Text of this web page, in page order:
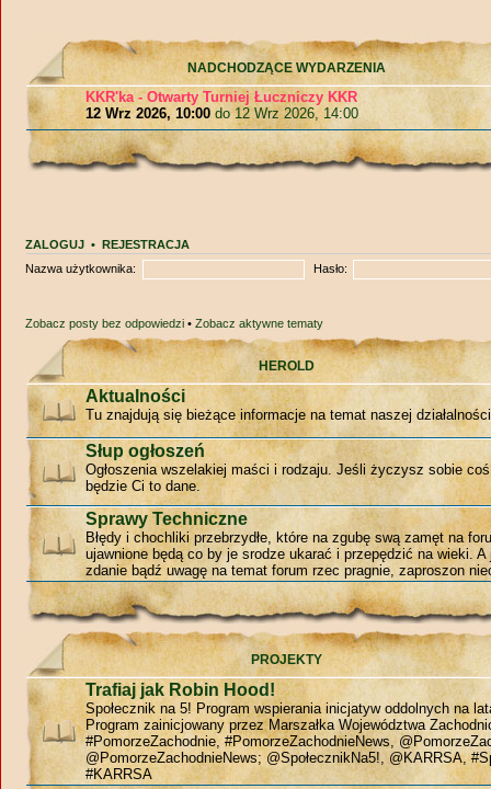
NADCHODZĄCE WYDARZENIA
KKR'ka - Otwarty Turniej Łuczniczy KKR
12 Wrz 2026, 10:00 do 12 Wrz 2026, 14:00
ZALOGUJ •REJESTRACJA
Nazwa użytkownika:
Hasło:
Zobacz posty bez odpowiedzi •Zobacz aktywne tematy
HEROLD
Aktualności
Tu znajdują się bieżące informacje na temat naszej
Słup ogłoszeń
Ogłoszenia wszelakiej maści i rodzaju. Jeśli życzysz sobie
będzie Ci to dane.
Sprawy Techniczne
Błędy i chochliki przebrzydłe, które na zgubę swą zamęt na
ujawnione będą co by je srodze ukarać i przepędzić na wieki.
zdanie bądź uwagę na temat forum rzec pragnie, zaproszon
PROJEKTY
Trafiaj jak Robin Hood!
Społecznik na 5! Program wspierania inicjatyw oddolnych na
Program zainicjowany przez Marszałka Województwa
#PomorzeZachodnie, #PomorzeZachodnieNews,
@PomorzeZachodnieNews; @SpołecznikNa5!, @KARRSA,
#KARRSA